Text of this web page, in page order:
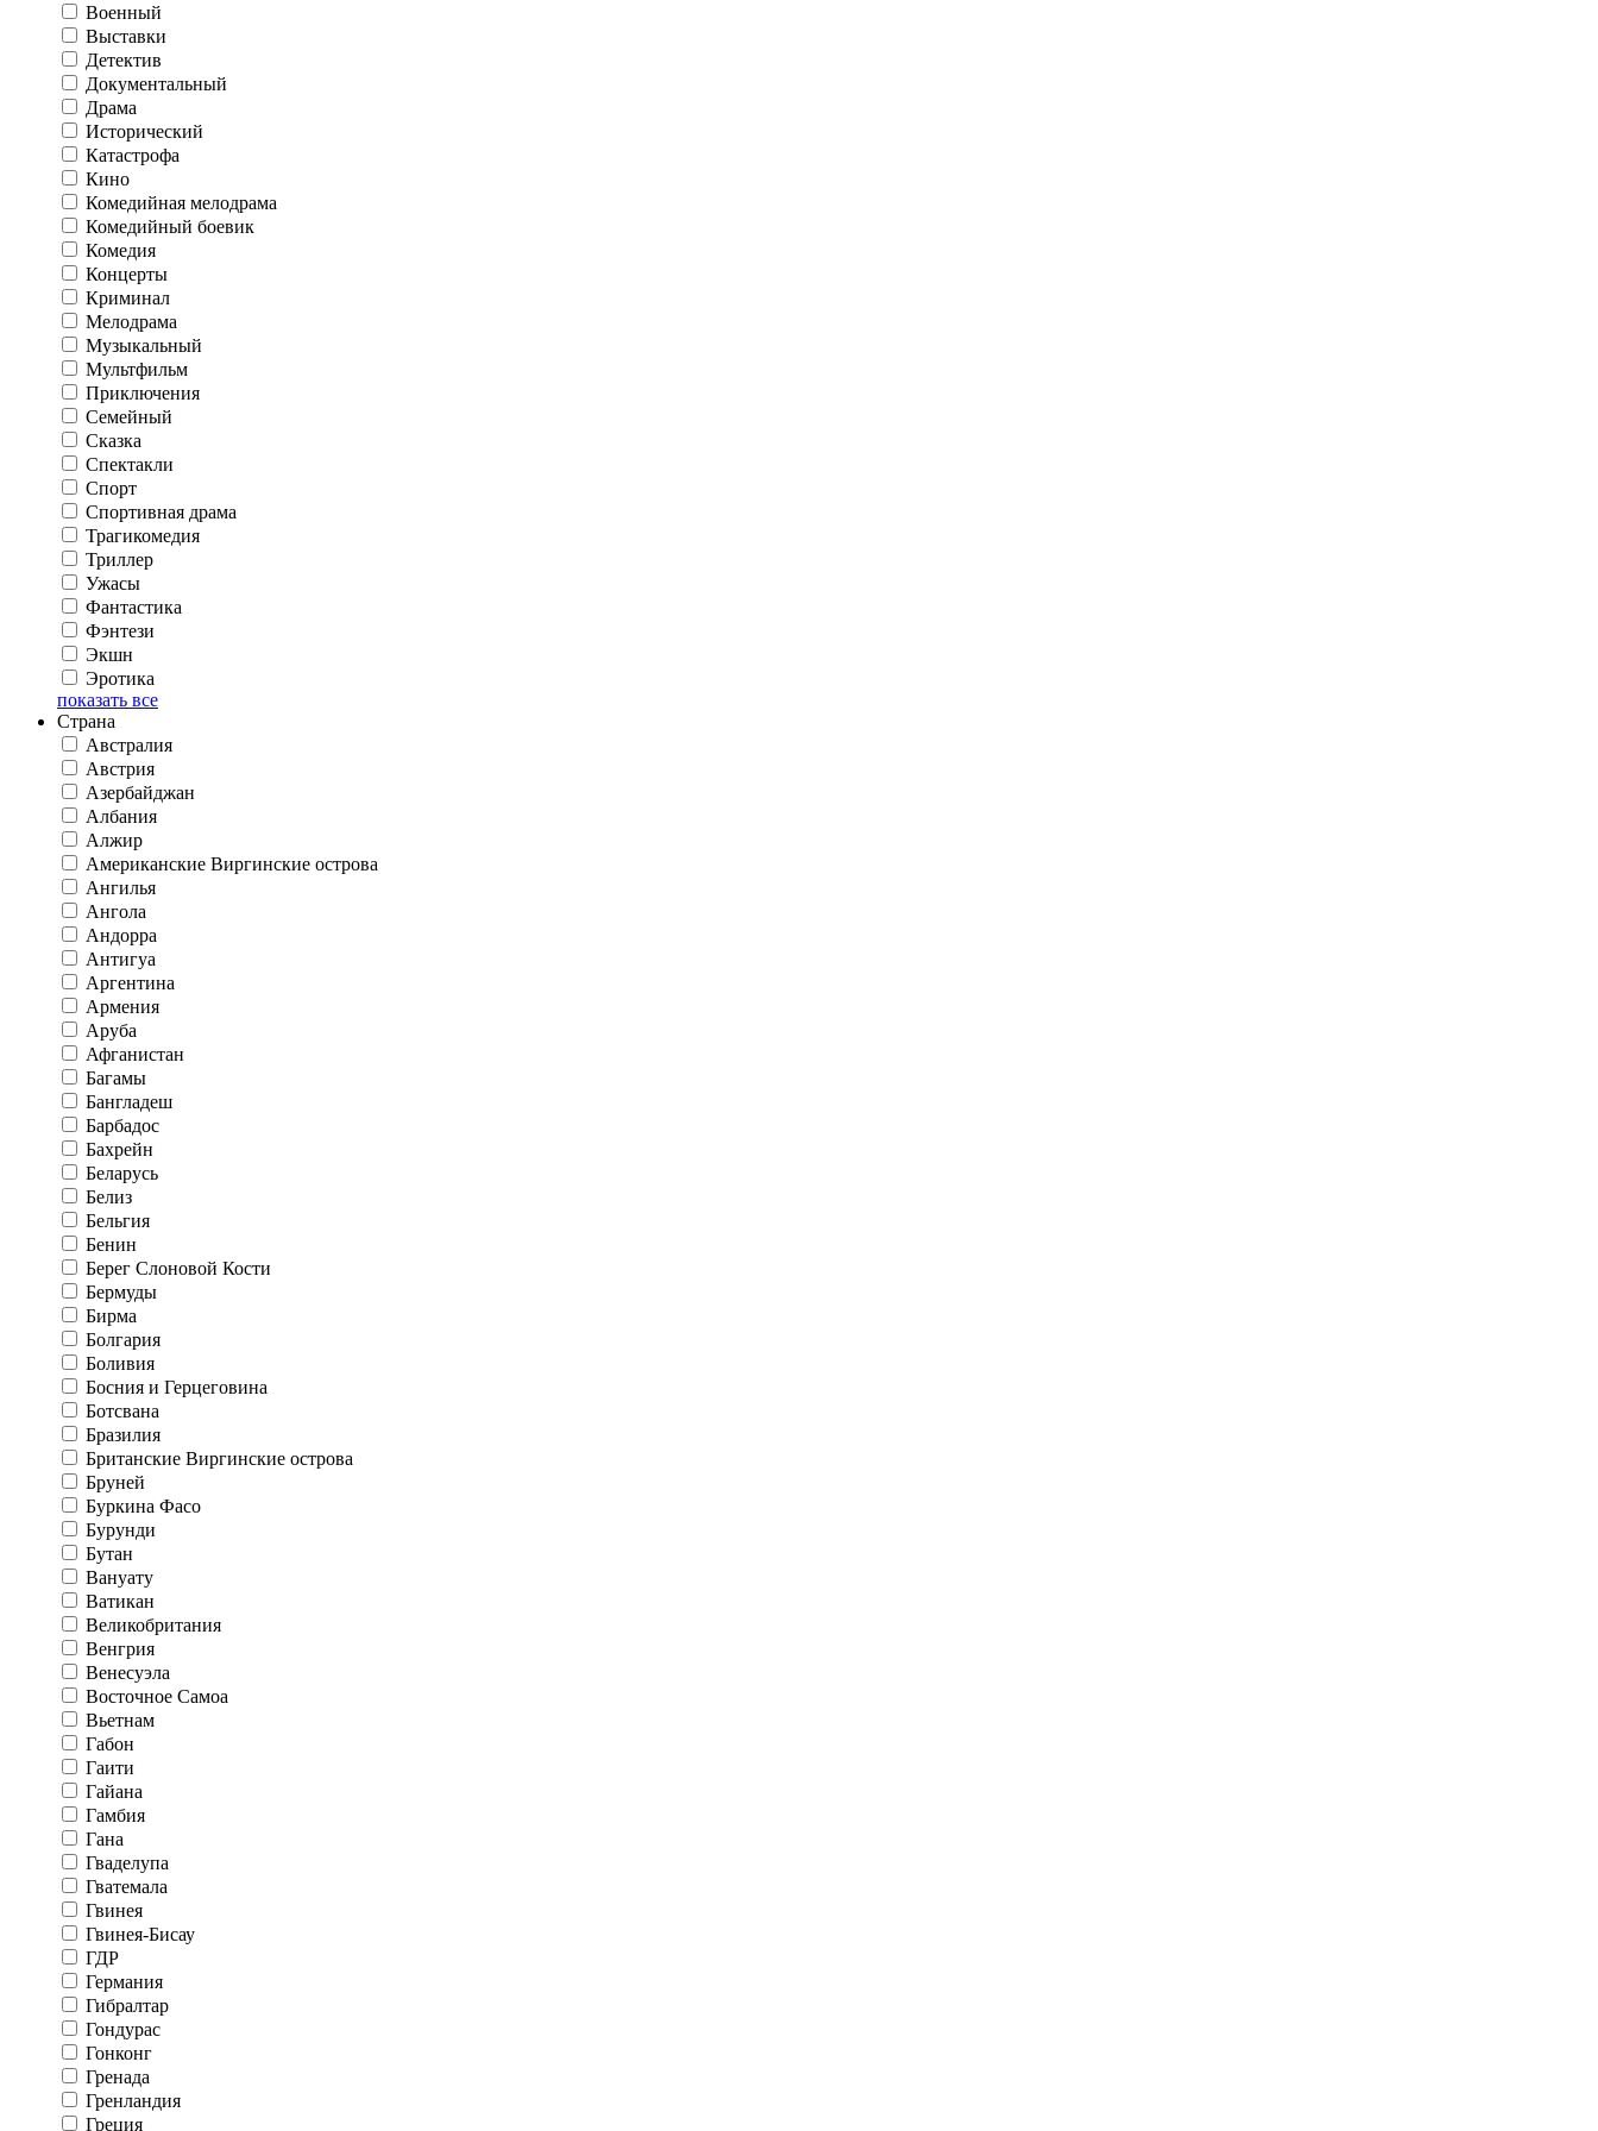
Военный
Выставки
Детектив
Документальный
Драма
Исторический
Катастрофа
Кино
Комедийная мелодрама
Комедийный боевик
Комедия
Концерты
Криминал
Мелодрама
Музыкальный
Мультфильм
Приключения
Семейный
Сказка
Спектакли
Спорт
Спортивная драма
Трагикомедия
Триллер
Ужасы
Фантастика
Фэнтези
Экшн
Эротика
показать все
Страна
Австралия
Австрия
Азербайджан
Албания
Алжир
Американские Виргинские острова
Ангилья
Ангола
Андорра
Антигуа
Аргентина
Армения
Аруба
Афганистан
Багамы
Бангладеш
Барбадос
Бахрейн
Беларусь
Белиз
Бельгия
Бенин
Берег Слоновой Кости
Бермуды
Бирма
Болгария
Боливия
Босния и Герцеговина
Ботсвана
Бразилия
Британские Виргинские острова
Бруней
Буркина Фасо
Бурунди
Бутан
Вануату
Ватикан
Великобритания
Венгрия
Венесуэла
Восточное Самоа
Вьетнам
Габон
Гаити
Гайана
Гамбия
Гана
Гваделупа
Гватемала
Гвинея
Гвинея-Бисау
ГДР
Германия
Гибралтар
Гондурас
Гонконг
Гренада
Гренландия
Греция